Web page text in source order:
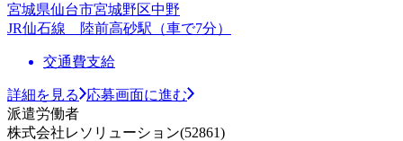
宮城県仙台市宮城野区中野
JR仙石線 陸前高砂駅（車で7分）
交通費支給
詳細を見る
応募画面に進む
派遣労働者
株式会社レソリューション(52861)